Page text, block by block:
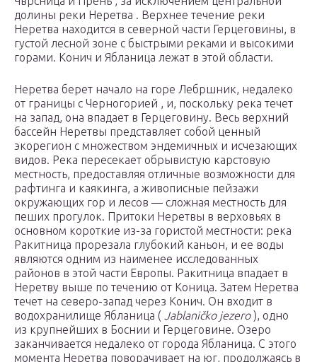
долины реки Неретва . Верхнее течение реки
Неретва находится в северной части Герцеговины, в
густой лесной зоне с быстрыми реками и высокими
горами. Конич и Ябланица лежат в этой области.
Неретва берет начало на горе Лебршник, недалеко
от границы с Черногорией , и, поскольку река течет
на запад, она впадает в Герцеговину. Весь верхний
бассейн Неретвы представляет собой ценный
экорегион с множеством эндемичных и исчезающих
видов. Река пересекает обрывистую карстовую
местность, предоставляя отличные возможности для
рафтинга и каякинга, а живописные пейзажи
окружающих гор и лесов — сложная местность для
пеших прогулок. Притоки Неретвы в верховьях в
основном короткие из-за гористой местности: река
Ракитница прорезала глубокий каньон, и ее воды
являются одним из наименее исследованных
районов в этой части Европы. Ракитница впадает в
Неретву выше по течению от Коница. Затем Неретва
течет на северо-запад через Конич. Он входит в
водохранилище Ябланица ( Jablaničko jezero), одно
из крупнейших в Боснии и Герцеговине. Озеро
заканчивается недалеко от города Ябланица. С этого
момента Неретва поворачивает на юг, продолжаясь в